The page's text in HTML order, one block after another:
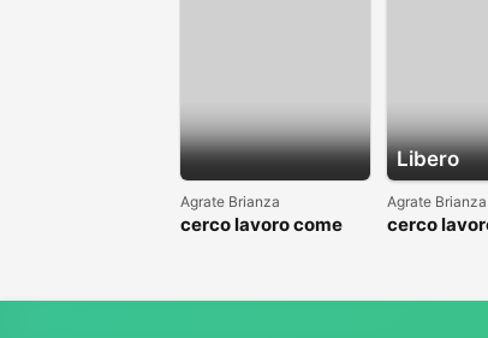
Agrate Brianza
cerco lavoro come
Libero
Agrate Brianza
cerco